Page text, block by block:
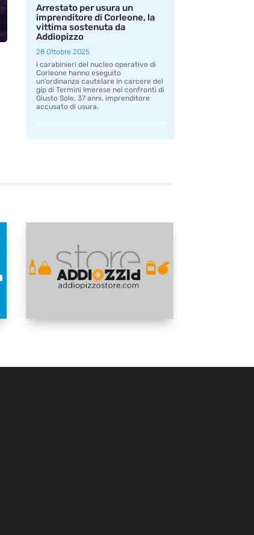
Arrestato per usura un
imprenditore di Corleone, la
vittima sostenuta da
Addiopizzo
28 Ottobre 2025
I carabinieri del nucleo operativo di
Corleone hanno eseguito
un’ordinanza cautelare in carcere del
gip di Termini Imerese nei confronti di
Giusto Sole, 37 anni, imprenditore
accusato di usura.